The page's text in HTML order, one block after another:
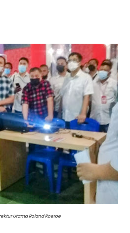
Utama Roland Roeroe